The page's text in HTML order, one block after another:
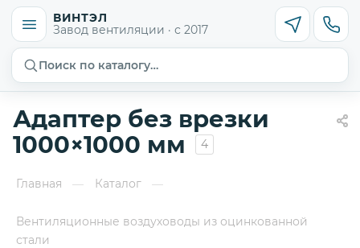
ВИНТЭЛ
Завод вентиляции · с 2017
Поиск по каталогу…
Адаптер без врезки
1000×1000 мм
4
Главная — Каталог —
Вентиляционные воздуховоды из оцинкованной
стали